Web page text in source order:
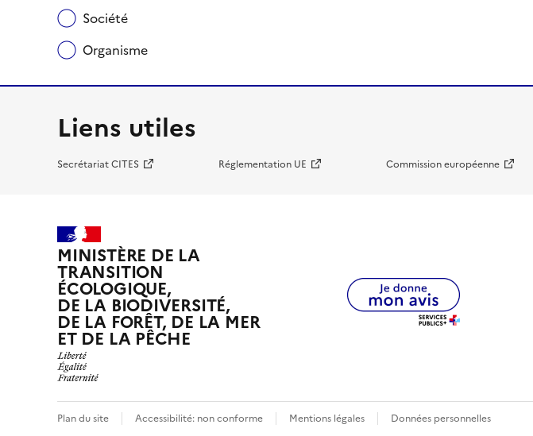
Société
Organisme
Liens utiles
Secrétariat CITES Réglementation UE Commission européenne
MINISTÈRE DE LA
TRANSITION
ÉCOLOGIQUE,
DE LA BIODIVERSITÉ,
DE LA FORÊT, DE LA MER
ET DE LA PÊCHE
Plan du site Accessibilité: non conforme Mentions légales Données personnelles